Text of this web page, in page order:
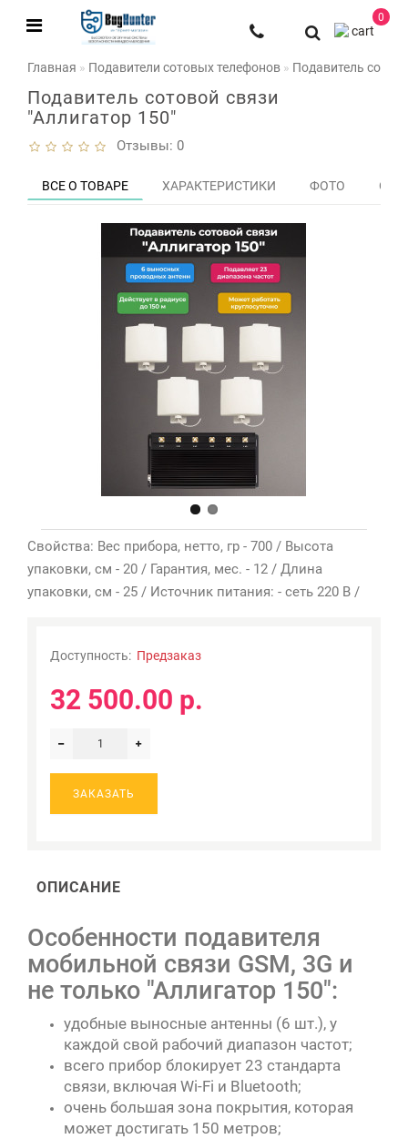
0
Главная Подавители сотовых телефонов Подавитель
Подавитель сотовой связи
"Аллигатор 150"
Отзывы: 0
ВСЕ О ТОВАРЕ ХАРАКТЕРИСТИКИ ФОТО
Свойства: Вес прибора, нетто, гр - 700 / Высота
упаковки, см - 20 / Гарантия, мес. - 12 / Длина
упаковки, см - 25 / Источник питания: - сеть 220 В /
Доступность: Предзаказ
32 500.00 р.
ЗАКАЗАТЬ
ОПИСАНИЕ
Особенности подавителя
мобильной связи GSM, 3G и
не только "Аллигатор 150":
удобные выносные антенны (6 шт.), у
каждой свой рабочий диапазон частот;
всего прибор блокирует 23 стандарта
связи, включая Wi-Fi и Bluetooth;
очень большая зона покрытия, которая
может достигать 150 метров;